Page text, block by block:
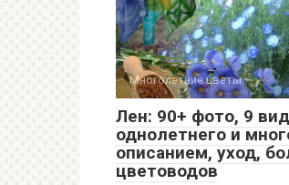
Многолетние цветы
Лен: 90+ фото, 9
однолетнего и
описанием, уход,
цветоводов